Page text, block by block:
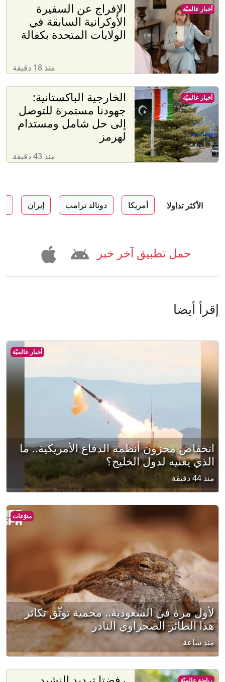
الإفراج عن السفيرة
الأوكرانية السابقة في
الولايات المتحدة بكفالة
منذ 18 دقيقة
أخبار عالميّة
الخارجية الباكستانية:
جهودنا مستمرة للتوصل
إلى حل شامل ومستدام
لهرمز
منذ 43 دقيقة
أخبار عالميّة
الأكثر تداولا أمريكا دونالد ترامب إيران
حمل تطبيق آخر خبر
إقرأ أيضا
أخبار عالميّة
انخفاض مخزون أنظمة الدفاع الأمريكية.. ما
الذي يعنيه لدول الخليج؟
منذ 44 دقيقة
منوّعات
لأول مرة في السعودية.. محمية توثّق تكاثر
هذا الطائر الصحراوي النادر
منذ ساعة
رياضة عالميّة